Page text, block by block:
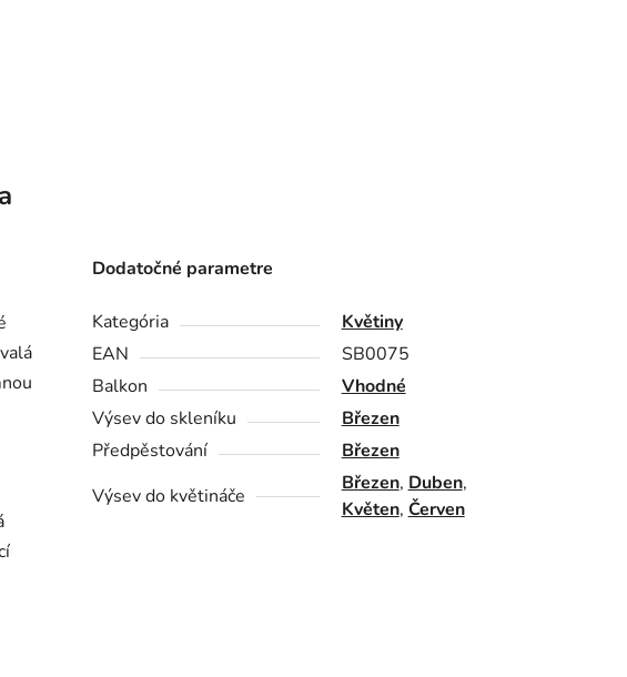
Dodatočné parametre
Kategória
Květiny
EAN
SB0075
Balkon
Vhodné
Výsev do skleníku
Březen
Předpěstování
Březen
Výsev do květináče
Březen, Duben,
Květen, Červen